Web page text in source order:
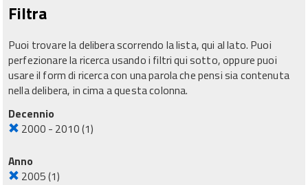
Filtra
Puoi trovare la delibera scorrendo la lista, qui al lato. Puoi
perfezionare la ricerca usando i filtri qui sotto, oppure puoi
usare il form di ricerca con una parola che pensi sia contenuta
nella delibera, in cima a questa colonna.
Decennio
2000 - 2010(1)
Anno
2005(1)